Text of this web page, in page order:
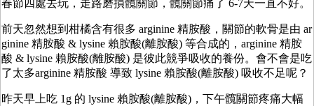
春節四處去玩，走路磨損髖關節，髖關節痛了 6-7天一直不好。
前天忽然想到柑橘含有很多 arginine 精胺酸，關節的軟骨是由 ar
ginine 精胺酸 & lysine 賴胺酸(離胺酸) 等合成的，arginine 精胺
酸 & lysine 賴胺酸(離胺酸) 是彼此競爭吸收的養份。會不會是吃
了太多arginine 精胺酸 導致 lysine 賴胺酸(離胺酸) 吸收不足呢？
昨天早上吃 1g 的 lysine 賴胺酸(離胺酸)，下午髖關節疼痛大幅